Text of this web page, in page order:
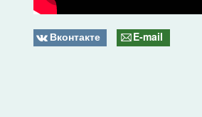
Вконтакте E-mail